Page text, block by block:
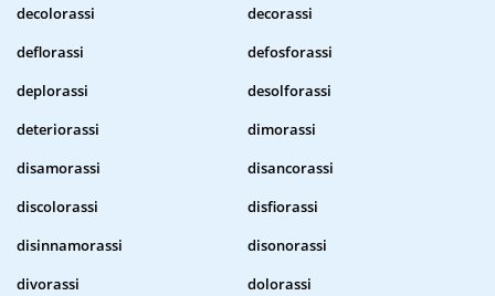
decolorassi
decorassi
deflorassi
defosforassi
deplorassi
desolforassi
deteriorassi
dimorassi
disamorassi
disancorassi
discolorassi
disfiorassi
disinnamorassi
disonorassi
divorassi
dolorassi